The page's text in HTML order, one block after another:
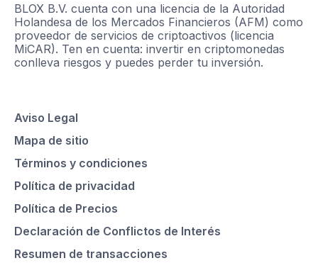
BLOX B.V. cuenta con una licencia de la Autoridad
Holandesa de los Mercados Financieros (AFM) como
proveedor de servicios de criptoactivos (licencia
MiCAR). Ten en cuenta: invertir en criptomonedas
conlleva riesgos y puedes perder tu inversión.
Aviso Legal
Mapa de sitio
Términos y condiciones
Política de privacidad
Política de Precios
Declaración de Conflictos de Interés
Resumen de transacciones